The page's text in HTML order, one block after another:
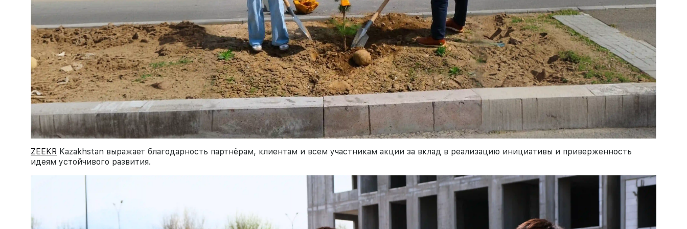
ZEEKR Kazakhstan выражает благодарность партнёрам, клиентам и всем участникам акции за вклад в реализацию инициативы и приверженность
идеям устойчивого развития.